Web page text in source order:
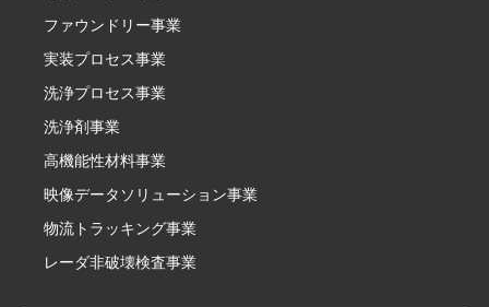
ファウンドリー事業
実装プロセス事業
洗浄プロセス事業
洗浄剤事業
高機能性材料事業
映像データソリューション事業
物流トラッキング事業
レーダ非破壊検査事業